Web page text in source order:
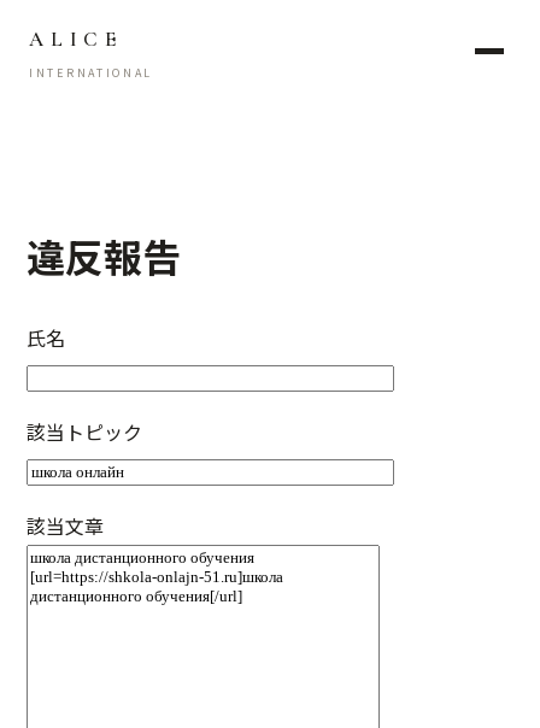
ALICE
INTERNATIONAL
違反報告
氏名
該当トピック
該当文章